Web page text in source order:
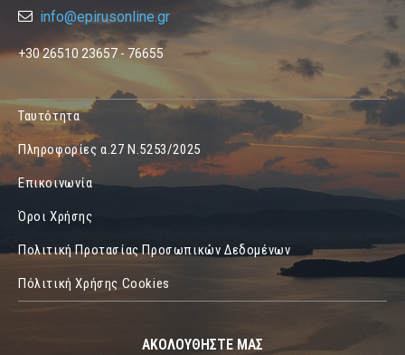
info@epirusonline.gr
+30 26510 23657 - 76655
Ταυτότητα
Πληροφορίες α.27 Ν.5253/2025
Επικοινωνία
Όροι Χρήσης
Πολιτική Προτασίας Προσωπικών Δεδομένων
Πόλιτική Χρήσης Cookies
ΑΚΟΛΟΥΘΗΣΤΕ ΜΑΣ